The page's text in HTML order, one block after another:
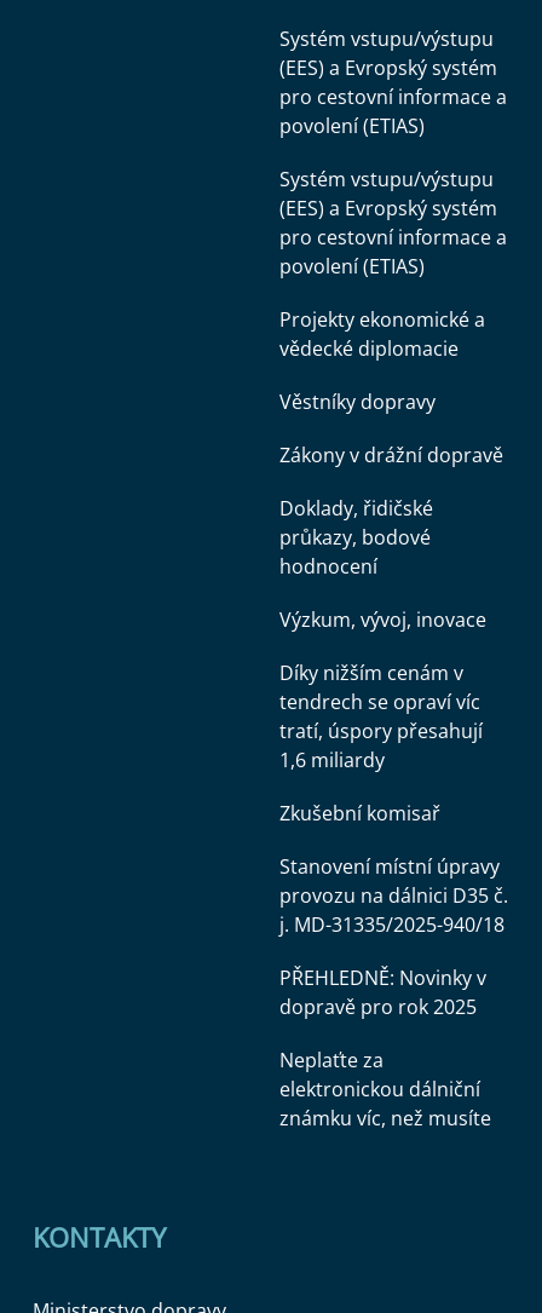
Systém vstupu/výstupu
(EES) a Evropský systém
pro cestovní informace a
povolení (ETIAS)
Systém vstupu/výstupu
(EES) a Evropský systém
pro cestovní informace a
povolení (ETIAS)
Projekty ekonomické a
vědecké diplomacie
Věstníky dopravy
Zákony v drážní dopravě
Doklady, řidičské
průkazy, bodové
hodnocení
Výzkum, vývoj, inovace
Díky nižším cenám v
tendrech se opraví víc
tratí, úspory přesahují
1,6 miliardy
Zkušební komisař
Stanovení místní úpravy
provozu na dálnici D35 č.
j. MD-31335/2025-940/18
PŘEHLEDNĚ: Novinky v
dopravě pro rok 2025
Neplaťte za
elektronickou dálniční
známku víc, než musíte
KONTAKTY